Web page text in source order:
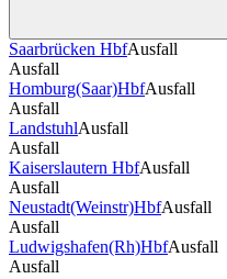
Saarbrücken HbfAusfall
Ausfall
Homburg(Saar)HbfAusfall
Ausfall
LandstuhlAusfall
Ausfall
Kaiserslautern HbfAusfall
Ausfall
Neustadt(Weinstr)HbfAusfall
Ausfall
Ludwigshafen(Rh)HbfAusfall
Ausfall